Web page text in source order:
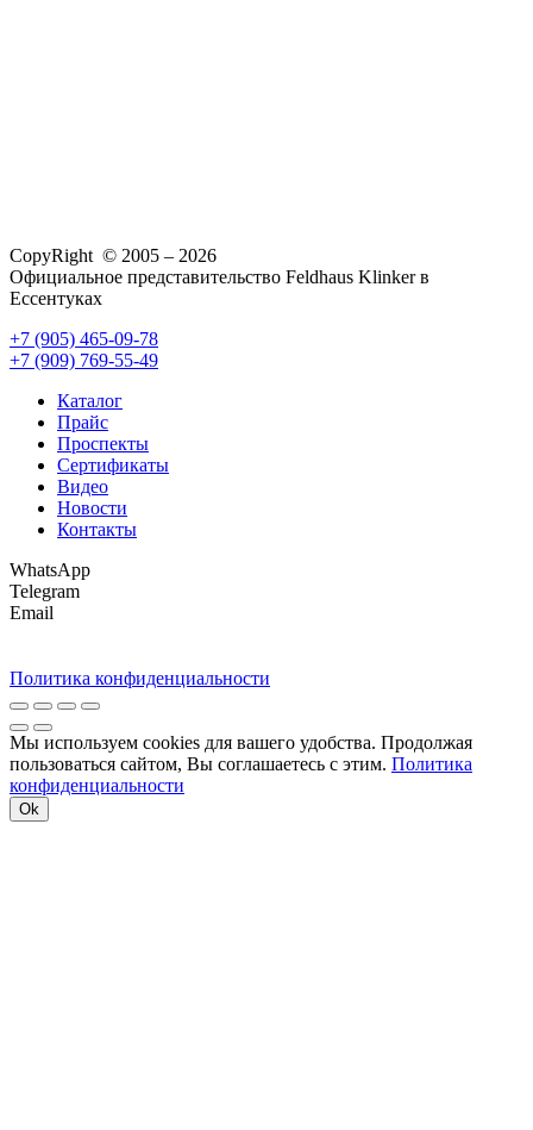
CopyRight © 2005 – 2026
Официальное представительство Feldhaus Klinker в
Ессентуках
+7 (905) 465-09-78
+7 (909) 769-55-49
Каталог
Прайс
Проспекты
Сертификаты
Видео
Новости
Контакты
WhatsApp
Telegram
Email
Политика конфиденциальности
Мы используем cookies для вашего удобства. Продолжая
пользоваться сайтом, Вы соглашаетесь с этим. Политика
конфиденциальности
Ok